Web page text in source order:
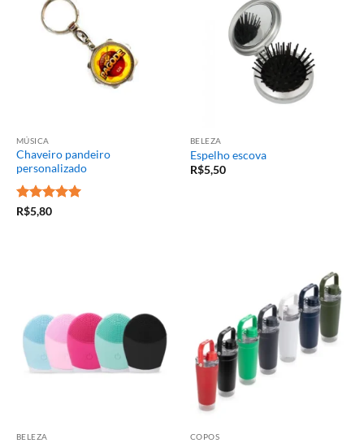
MÚSICA
Chaveiro pandeiro
personalizado
Avaliação
R$5,80
BELEZA
Espelho escova
R$5,50
BELEZA COPOS